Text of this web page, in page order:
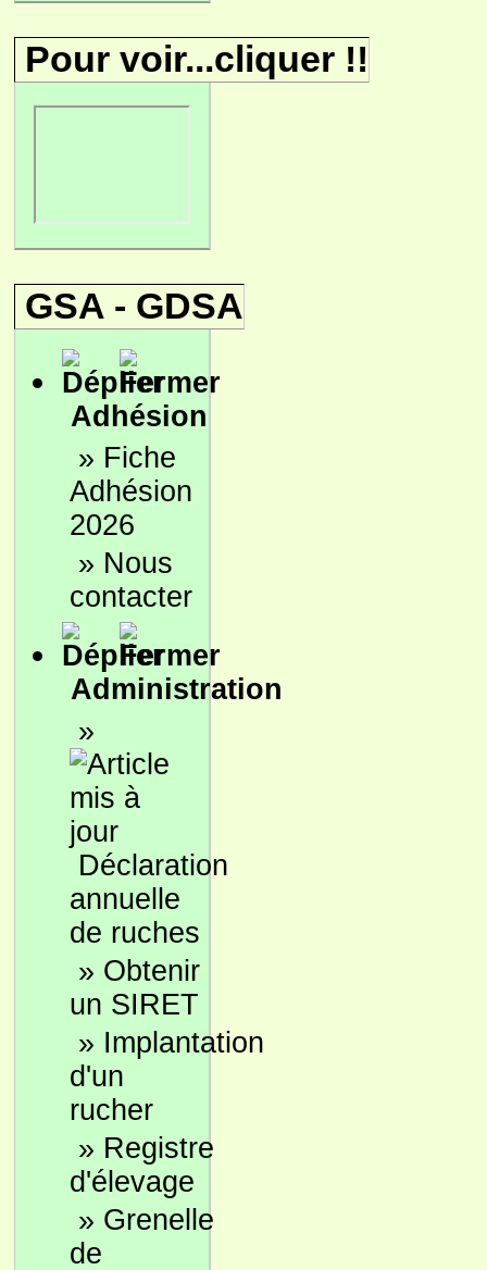
Pour voir...cliquer !!
GSA - GDSA
Adhésion
» Fiche
Adhésion
2026
» Nous
contacter
Administration
»
Déclaration
annuelle
de ruches
» Obtenir
un SIRET
» Implantation
d'un
rucher
» Registre
d'élevage
» Grenelle
de